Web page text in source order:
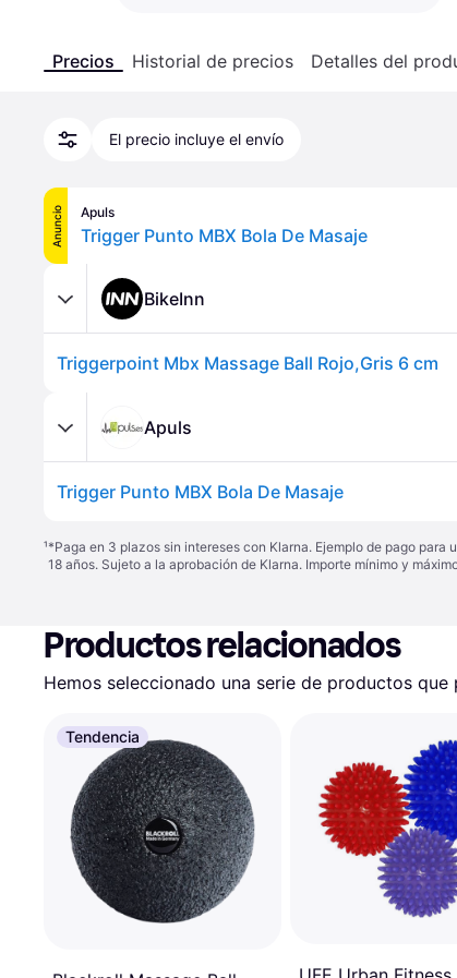
Precios Historial de precios Detalles del
El precio incluye el envío
Anuncio Apuls
Trigger Punto MBX Bola De Masaje
BikeInn
Triggerpoint Mbx Massage Ball Rojo,Gris 6 cm
Apuls
Trigger Punto MBX Bola De Masaje
¹*Paga en 3 plazos sin intereses con Klarna. Ejemplo de pago
18 años. Sujeto a la aprobación de Klarna. Importe mínimo y
Productos relacionados
Hemos seleccionado una serie de productos que
Tendencia